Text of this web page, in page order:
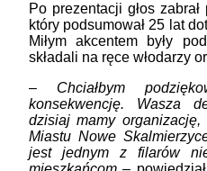
Po prezentacji głos
który podsumował 25 lat
Miłym akcentem były
składali na ręce włodarzy
– Chciałbym
konsekwencję. Wasza
dzisiaj mamy
Miastu Nowe
jest jednym z filarów